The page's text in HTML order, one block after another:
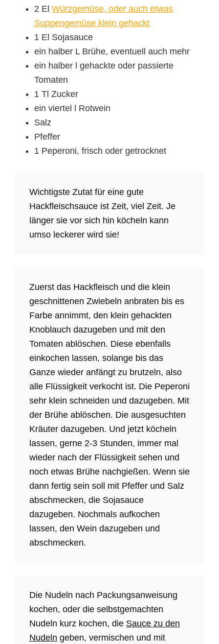
2 El Würzgemüse, oder auch etwas
Suppengemüse klein gehackt
1 El Sojasauce
ein halber L Brühe, eventuell auch mehr
ein halber l gehackte oder passierte
Tomaten
1 Tl Zucker
ein viertel l Rotwein
Salz
Pfeffer
1 Peperoni, frisch oder getrocknet
Wichtigste Zutat für eine gute
Hackfleischsauce ist Zeit, viel Zeit. Je
länger sie vor sich hin köcheln kann
umso leckerer wird sie!
Zuerst das Hackfleisch und die klein
geschnittenen Zwiebeln anbraten bis es
Farbe annimmt, den klein gehackten
Knoblauch dazugeben und mit den
Tomaten ablöschen. Diese ebenfalls
einkochen lassen, solange bis das
Ganze wieder anfängt zu brutzeln, also
alle Flüssigkeit verkocht ist. Die Peperoni
sehr klein schneiden und dazugeben. Mit
der Brühe ablöschen. Die ausgesuchten
Kräuter dazugeben. Und jetzt köcheln
lassen, gerne 2-3 Stunden, immer mal
wieder nach der Flüssigkeit sehen und
noch etwas Brühe nachgießen. Wenn sie
dann fertig sein soll mit Pfeffer und Salz
abschmecken, die Sojasauce
dazugeben. Nochmals aufkochen
lassen, den Wein dazugeben und
abschmecken.
Die Nudeln nach Packungsanweisung
kochen, oder die selbstgemachten
Nudeln kurz kochen, die Sauce zu den
Nudeln geben, vermischen und mit